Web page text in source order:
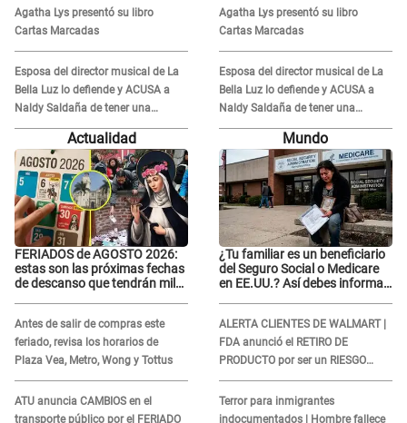
grabar"
Agatha Lys presentó su libro
Cartas Marcadas
Esposa del director musical de La
Bella Luz lo defiende y ACUSA a
Naldy Saldaña de tener una
relación con él y otros integrantes
grabar"
Agatha Lys presentó su libro
Cartas Marcadas
Esposa del director musical de La
Bella Luz lo defiende y ACUSA a
Naldy Saldaña de tener una
relación con él y otros integrantes
Actualidad
FERIADOS de AGOSTO 2026:
estas son las próximas fechas
de descanso que tendrán miles
Antes de salir de compras este
feriado, revisa los horarios de
Plaza Vea, Metro, Wong y Tottus
ATU anuncia CAMBIOS en el
transporte público por el FERIADO
Mundo
¿Tu familiar es un beneficiario
del Seguro Social o Medicare
en EE.UU.? Así debes informar
ALERTA CLIENTES DE WALMART |
FDA anunció el RETIRO DE
PRODUCTO por ser un RIESGO
MORTAL para consumidores: ¿Cuál
es?
Terror para inmigrantes
indocumentados | Hombre fallece